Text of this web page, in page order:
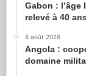
Gabon :
relevé à 40
8 août 2026
Angola :
domaine